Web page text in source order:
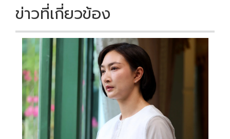
ข่าวที่เกี่ยวข้อง